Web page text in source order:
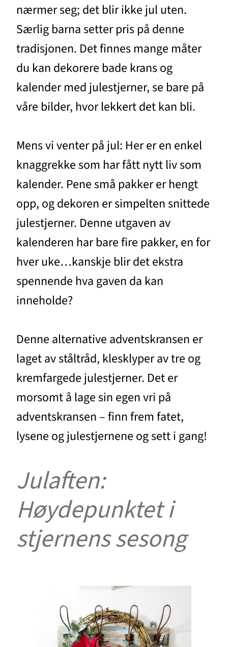
nærmer seg; det blir ikke jul uten.
Særlig barna setter pris på denne
tradisjonen. Det finnes mange måter
du kan dekorere bade krans og
kalender med julestjerner, se bare på
våre bilder, hvor lekkert det kan bli.
Mens vi venter på jul: Her er en enkel
knaggrekke som har fått nytt liv som
kalender. Pene små pakker er hengt
opp, og dekoren er simpelten snittede
julestjerner. Denne utgaven av
kalenderen har bare fire pakker, en for
hver uke…kanskje blir det ekstra
spennende hva gaven da kan
inneholde?
Denne alternative adventskransen er
laget av ståltråd, klesklyper av tre og
kremfargede julestjerner. Det er
morsomt å lage sin egen vri på
adventskransen – finn frem fatet,
lysene og julestjernene og sett i gang!
Julaften:
Høydepunktet i
stjernens sesong